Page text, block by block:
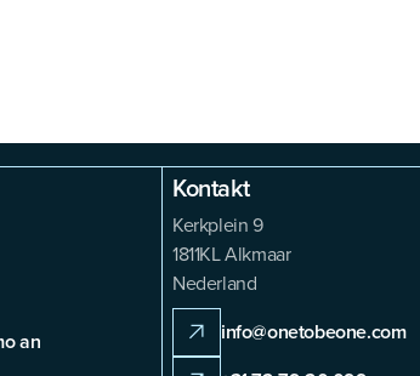
an
Kontakt
Kerkplein 9
1811KL Alkmaar
Nederland
info@onetobeone.com